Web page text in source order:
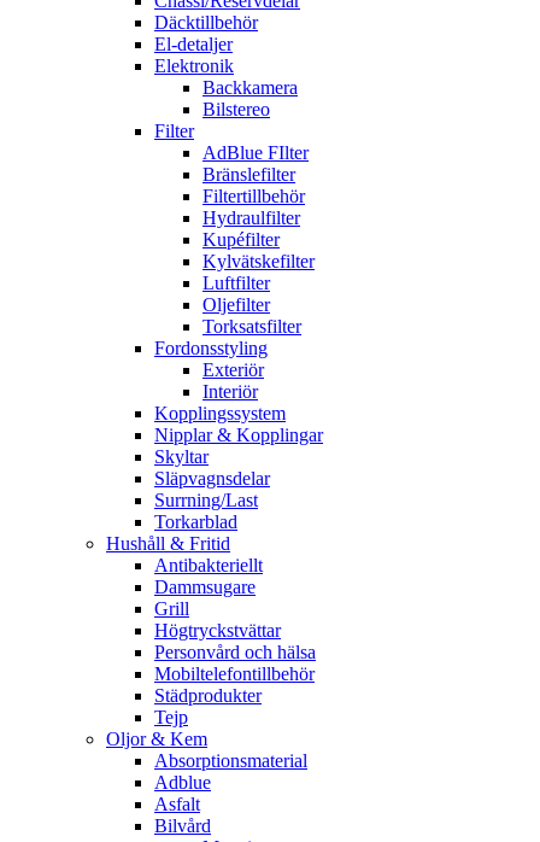
Däcktillbehör
El-detaljer
Elektronik
Backkamera
Bilstereo
Filter
AdBlue FIlter
Bränslefilter
Filtertillbehör
Hydraulfilter
Kupéfilter
Kylvätskefilter
Luftfilter
Oljefilter
Torksatsfilter
Fordonsstyling
Exteriör
Interiör
Kopplingssystem
Nipplar & Kopplingar
Skyltar
Släpvagnsdelar
Surrning/Last
Torkarblad
Hushåll & Fritid
Antibakteriellt​
Dammsugare
Grill
Högtryckstvättar
Personvård och hälsa
Mobiltelefontillbehör
Städprodukter
Tejp
Oljor & Kem
Absorptionsmaterial
Adblue
Asfalt
Bilvård